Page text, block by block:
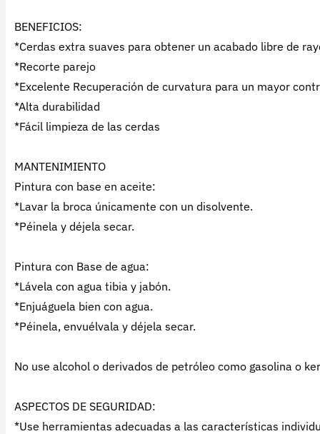
BENEFICIOS:
*Cerdas extra suaves para obtener un acabado libre de
*Recorte parejo
*Excelente Recuperación de curvatura para un mayor
*Alta durabilidad
*Fácil limpieza de las cerdas
MANTENIMIENTO
Pintura con base en aceite:
*Lavar la broca únicamente con un disolvente.
*Péinela y déjela secar.
Pintura con Base de agua:
*Lávela con agua tibia y jabón.
*Enjuáguela bien con agua.
*Péinela, envuélvala y déjela secar.
No use alcohol o derivados de petróleo como gasolina o
ASPECTOS DE SEGURIDAD:
*Use herramientas adecuadas a las características